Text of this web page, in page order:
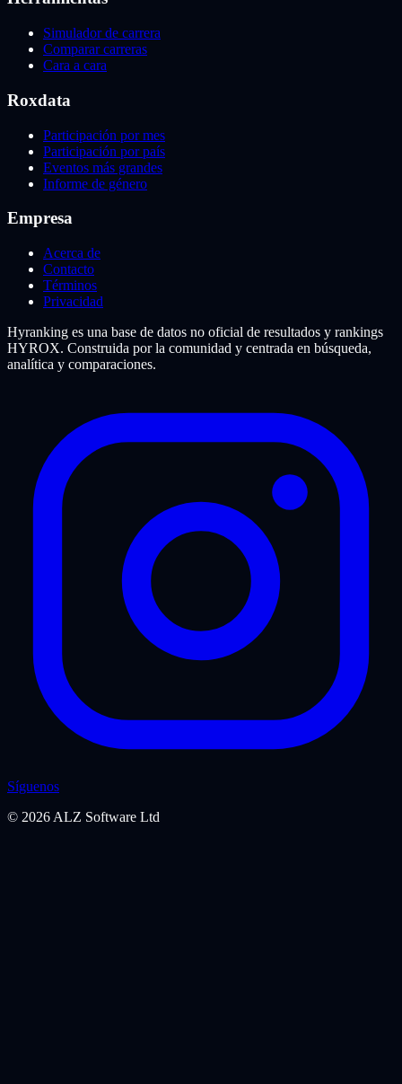
Simulador de carrera
Comparar carreras
Cara a cara
Roxdata
Participación por mes
Participación por país
Eventos más grandes
Informe de género
Empresa
Acerca de
Contacto
Términos
Privacidad
Hyranking es una base de datos no oficial de resultados y rankings
HYROX. Construida por la comunidad y centrada en búsqueda,
analítica y comparaciones.
Síguenos
© 2026 ALZ Software Ltd